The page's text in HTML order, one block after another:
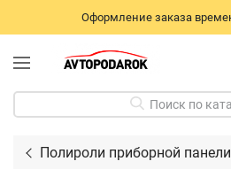
Оформление заказа
Поиск по
Полироли приборной